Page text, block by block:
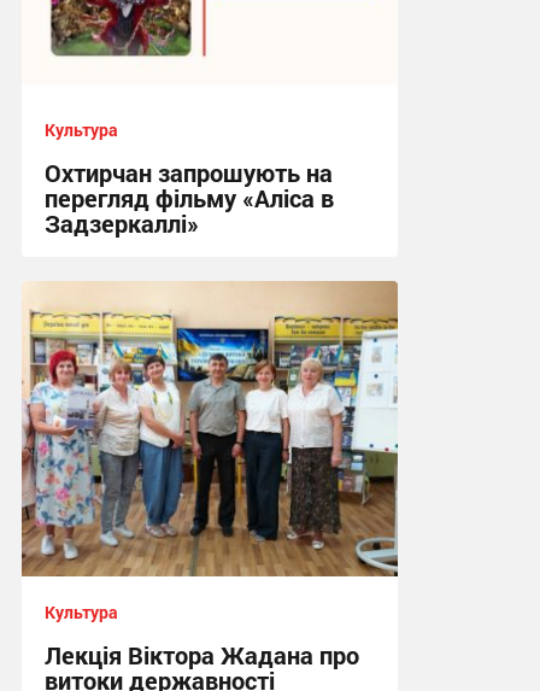
Культура
Охтирчан запрошують на
перегляд фільму «Аліса в
Задзеркаллі»
13:56, 17.07.2026
Культура
Лекція Віктора Жадана про
витоки державності